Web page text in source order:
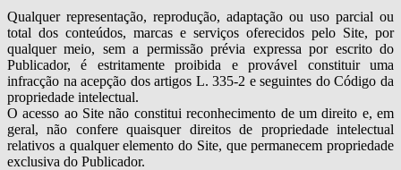
Qualquer representação, reprodução, adaptação ou uso parcial ou
total dos conteúdos, marcas e serviços oferecidos pelo Site, por
qualquer meio, sem a permissão prévia expressa por escrito do
Publicador, é estritamente proibida e provável constituir uma
infracção na acepção dos artigos L. 335-2 e seguintes do Código da
propriedade intelectual.
O acesso ao Site não constitui reconhecimento de um direito e, em
geral, não confere quaisquer direitos de propriedade intelectual
relativos a qualquer elemento do Site, que permanecem propriedade
exclusiva do Publicador.